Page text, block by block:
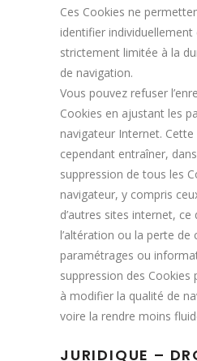
Ces Cookies ne
identifier
strictement limitée à la
de navigation.
Vous pouvez refuser
Cookies en ajustant les
navigateur Internet.
cependant entraîner,
suppression de tous les
navigateur, y compris
d’autres sites internet,
l’altération ou la perte de
paramétrages ou
suppression des Cookies
à modifier la qualité de
voire la rendre moins
JURIDIQUE –